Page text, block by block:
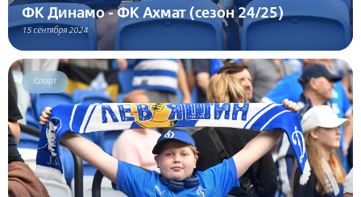
ФК Динамо - ФК Ахмат (сезон 24/25)
15 сентября 2024
Спорт